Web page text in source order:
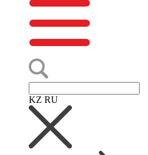
KZ RU